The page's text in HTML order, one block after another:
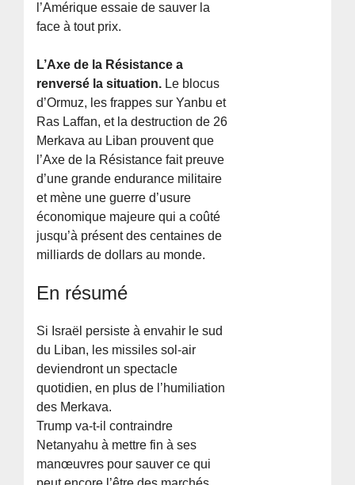
l’Amérique essaie de sauver la
face à tout prix.
L’Axe de la Résistance a
renversé la situation. Le blocus
d’Ormuz, les frappes sur Yanbu et
Ras Laffan, et la destruction de 26
Merkava au Liban prouvent que
l’Axe de la Résistance fait preuve
d’une grande endurance militaire
et mène une guerre d’usure
économique majeure qui a coûté
jusqu’à présent des centaines de
milliards de dollars au monde.
En résumé
Si Israël persiste à envahir le sud
du Liban, les missiles sol-air
deviendront un spectacle
quotidien, en plus de l’humiliation
des Merkava.
Trump va-t-il contraindre
Netanyahu à mettre fin à ses
manœuvres pour sauver ce qui